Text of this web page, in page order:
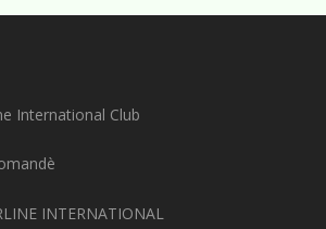
International Club
INTERNATIONAL